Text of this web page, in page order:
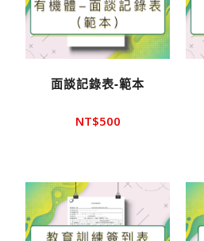
面談記錄表-範本
NT$500